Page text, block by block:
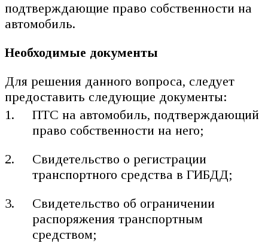
подтверждающие право собственности на
автомобиль.
Необходимые документы
Для решения данного вопроса, следует
предоставить следующие документы:
ПТС на автомобиль, подтверждающий
право собственности на него;
Свидетельство о регистрации
транспортного средства в ГИБДД;
Свидетельство об ограничении
распоряжения транспортным
средством;